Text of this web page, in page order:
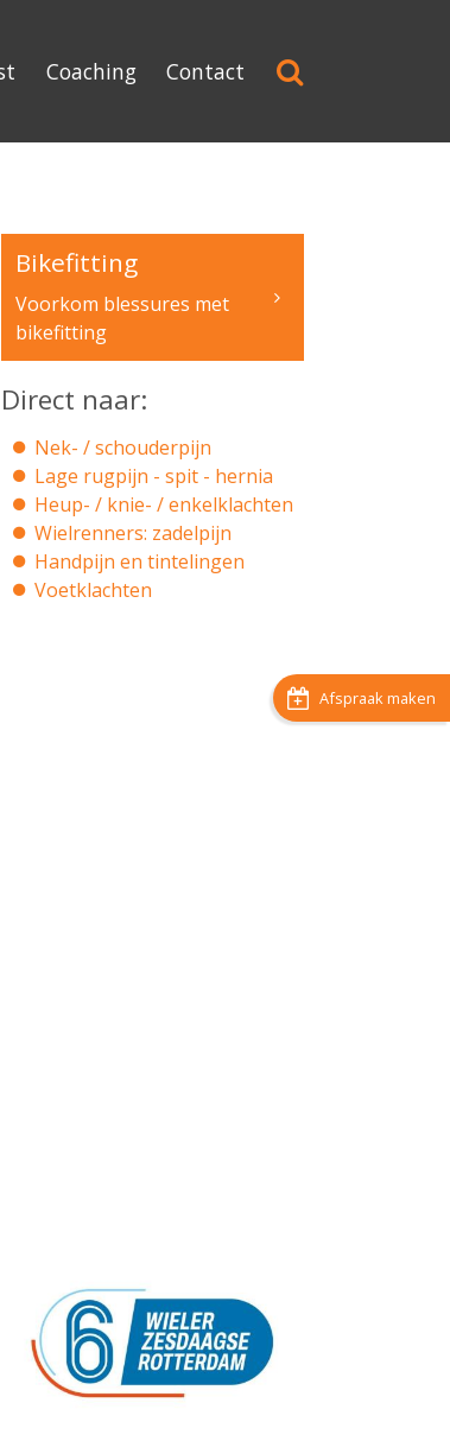
Coaching Contact
Bikefitting
Voorkom blessures met
bikefitting
Direct naar:
Nek- / schouderpijn
Lage rugpijn - spit - hernia
Heup- / knie- / enkelklachten
Wielrenners: zadelpijn
Handpijn en tintelingen
Voetklachten
 Afspraak maken